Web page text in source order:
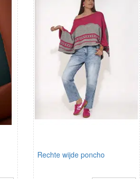
Rechte wijde poncho